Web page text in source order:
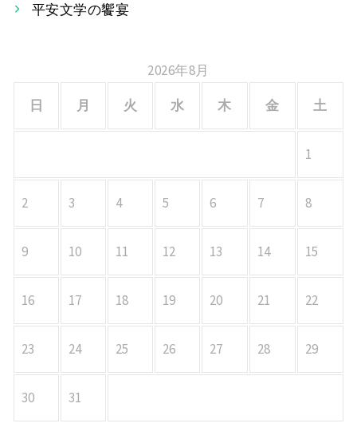
ン平安文学の饗宴
2026年8月
日
月 火 水 木 金 土
1
2 3 4 5 6 7 8
9 10 11 12 13 14 15
16 17 18 19 20 21 22
23 24 25 26 27 28 29
30 31